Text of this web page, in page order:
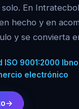
En
hecho y en
y se convierta
9001:2000
electrónico
→